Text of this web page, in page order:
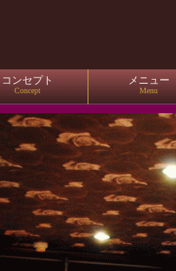
コンセプト
Concept
メニュー
Menu